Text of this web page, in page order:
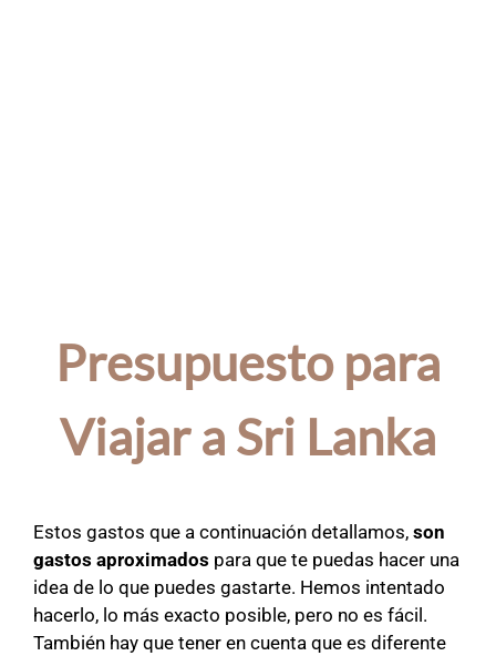
Presupuesto para
Viajar a Sri Lanka
Estos gastos que a continuación detallamos, son
gastos aproximados para que te puedas hacer una
idea de lo que puedes gastarte. Hemos intentado
hacerlo, lo más exacto posible, pero no es fácil.
También hay que tener en cuenta que es diferente